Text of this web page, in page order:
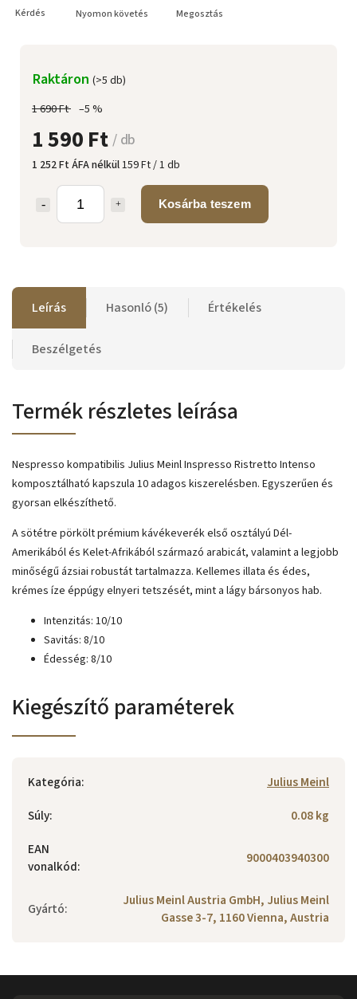
1 690 Ft –5 %
1 590 Ft/ db
1 252 Ft ÁFA nélkül159 Ft / 1 db
Kosárba teszem
Raktáron (>5 db)
Kérdés Nyomon követés Megosztás
Leírás Hasonló (5) Értékelés
Beszélgetés
Termék részletes leírása
Nespresso kompatibilis Julius Meinl Inspresso Ristretto Intenso
komposztálható kapszula 10 adagos kiszerelésben. Egyszerűen és
gyorsan elkészíthető.
A sötétre pörkölt prémium kávékeverék első osztályú Dél-
Amerikából és Kelet-Afrikából származó arabicát, valamint a legjobb
minőségű ázsiai robustát tartalmazza. Kellemes illata és édes,
krémes íze éppúgy elnyeri tetszését, mint a lágy bársonyos hab.
Intenzitás: 10/10
Savitás: 8/10
Édesség: 8/10
Kiegészítő paraméterek
Kategória:
Julius Meinl
Súly:
0.08 kg
EAN
vonalkód: 9000403940300
Gyártó:
Julius Meinl Austria GmbH, Julius Meinl
Gasse 3-7, 1160 Vienna, Austria